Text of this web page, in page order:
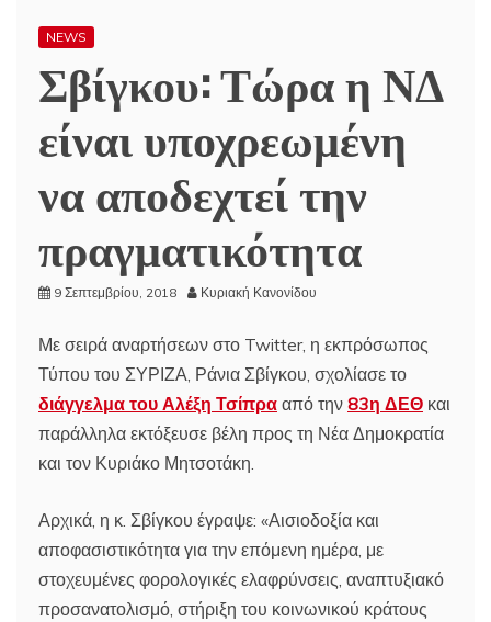
NEWS
Σβίγκου: Τώρα η ΝΔ
είναι υποχρεωμένη
να αποδεχτεί την
πραγματικότητα
9 Σεπτεμβρίου, 2018 Κυριακή Κανονίδου
Με σειρά αναρτήσεων στο Twitter, η εκπρόσωπος
Τύπου του ΣΥΡΙΖΑ, Ράνια Σβίγκου, σχολίασε το
διάγγελμα του Αλέξη Τσίπρα από την 83η ΔΕΘ και
παράλληλα εκτόξευσε βέλη προς τη Νέα Δημοκρατία
και τον Κυριάκο Μητσοτάκη.
Αρχικά, η κ. Σβίγκου έγραψε: «Αισιοδοξία και
αποφασιστικότητα για την επόμενη ημέρα, με
στοχευμένες φορολογικές ελαφρύνσεις, αναπτυξιακό
προσανατολισμό, στήριξη του κοινωνικού κράτους